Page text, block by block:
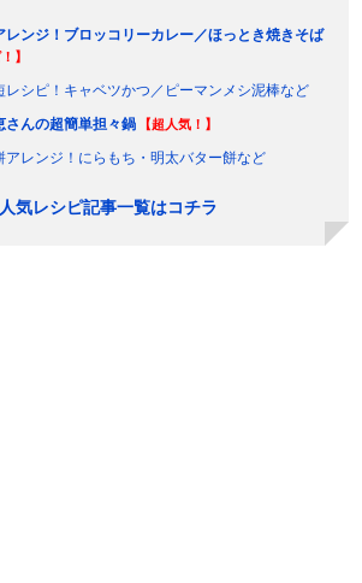
レンジ！ブロッコリーカレー／ほっとき焼きそば
】
レシピ！キャベツかつ／ピーマンメシ泥棒など
さんの超簡単担々鍋
【超人気！】
アレンジ！にらもち・明太バター餅など
気レシピ記事一覧はコチラ